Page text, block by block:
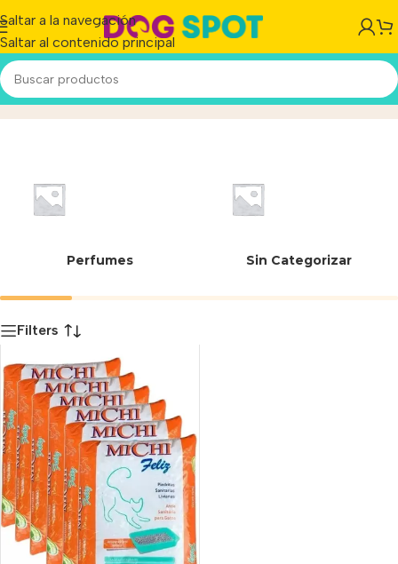
Saltar a la navegación
Saltar al contenido principal
7795628000084Inicio/Producto
Perfumes Sin Categorizar
Filters